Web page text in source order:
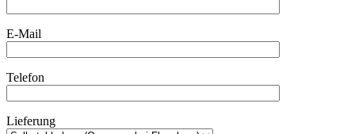
E-Mail
Telefon
Lieferung